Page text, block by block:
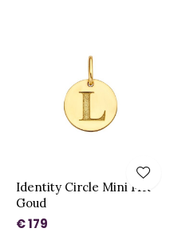
Identity Circle Mini 14K
Goud
€ 179